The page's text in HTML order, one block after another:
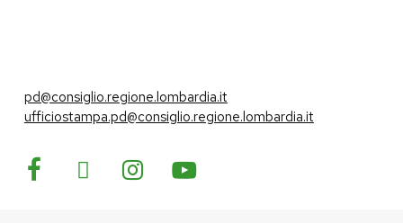
pd@consiglio.regione.lombardia.it
ufficiostampa.pd@consiglio.regione.lombardia.it